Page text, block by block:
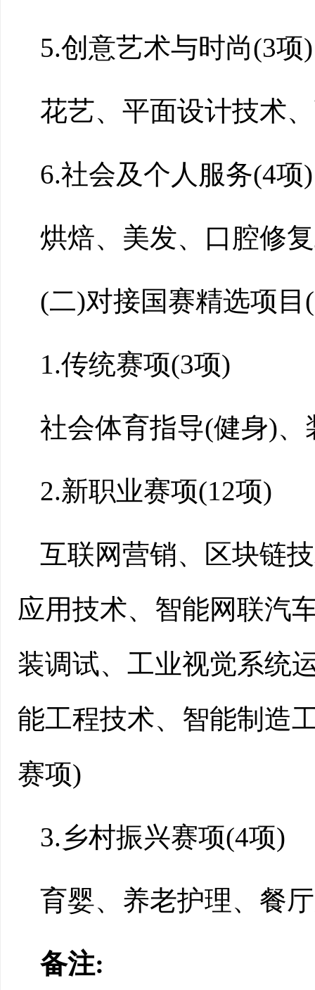
5.创意艺术与时尚(3项)
花艺、平面设计技术
6.社会及个人服务(4项)
烘焙、美发、口腔修
(二)对接国赛精选项目
1.传统赛项(3项)
社会体育指导(健身)
2.新职业赛项(12项)
互联网营销、区块链
应用技术、智能网联汽
装调试、工业视觉系统
能工程技术、智能制造
赛项)
3.乡村振兴赛项(4项)
育婴、养老护理、餐
备注: